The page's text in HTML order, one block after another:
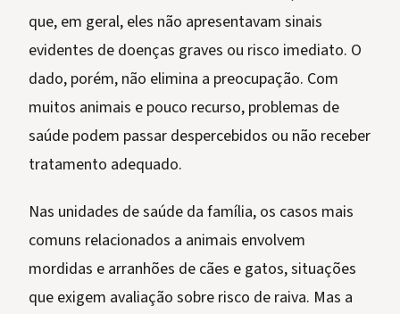
que, em geral, eles não apresentavam sinais
evidentes de doenças graves ou risco imediato. O
dado, porém, não elimina a preocupação. Com
muitos animais e pouco recurso, problemas de
saúde podem passar despercebidos ou não receber
tratamento adequado.
Nas unidades de saúde da família, os casos mais
comuns relacionados a animais envolvem
mordidas e arranhões de cães e gatos, situações
que exigem avaliação sobre risco de raiva. Mas a